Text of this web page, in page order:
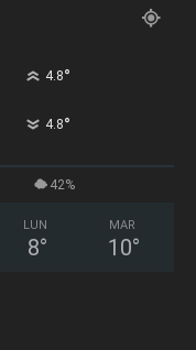
4.8°
4.8°
42%
LUN
8°
MAR
10°